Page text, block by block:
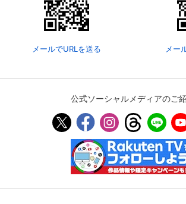
メールでURLを送る メー
公式ソーシャルメディアのご